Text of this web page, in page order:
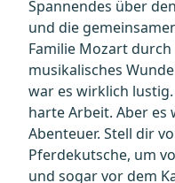
Spannendes über
und die
Familie Mozart durch
musikalisches
war es wirklich
harte Arbeit. Aber es
Abenteuer. Stell dir
Pferdekutsche, um
und sogar vor dem